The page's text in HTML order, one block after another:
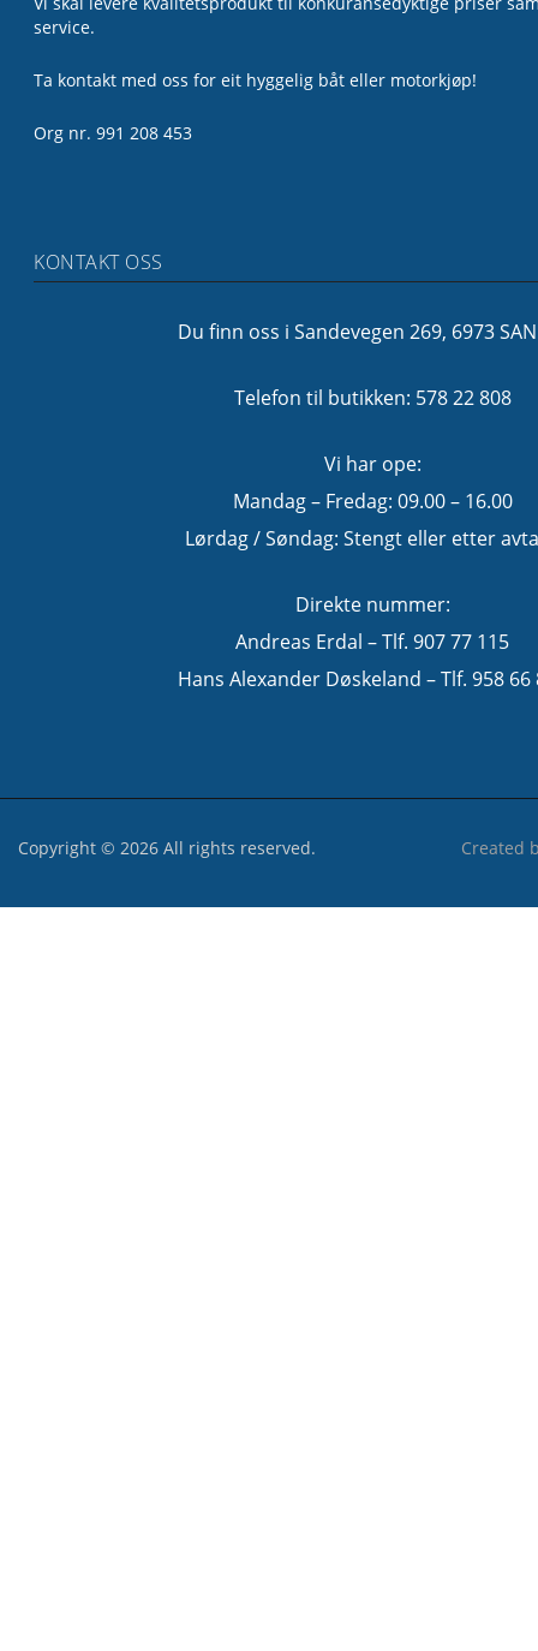
service.
Ta kontakt med oss for eit hyggelig båt eller motorkjøp!
Org nr. 991 208 453
KONTAKT OSS
Du finn oss i Sandevegen 269, 6973
Telefon til butikken: 578 22 808
Vi har ope:
Mandag – Fredag: 09.00 – 16.00
Lørdag / Søndag: Stengt eller etter
Direkte nummer:
Andreas Erdal – Tlf. 907 77 115
Hans Alexander Døskeland – Tlf. 958 66
Copyright © 2026 All rights reserved. Created